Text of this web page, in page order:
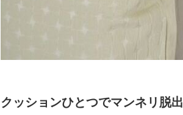
クッションひとつでマンネリ脱出